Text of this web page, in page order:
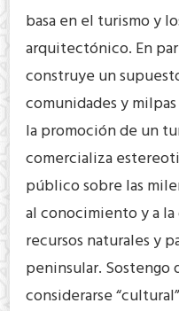
basa en el turismo y
arquitectónico. En
construye un
comunidades y
la promoción de un
comercializa
público sobre las
al conocimiento y a
recursos naturales y
peninsular.
considerarse